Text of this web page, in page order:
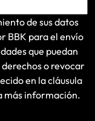
de sus datos
BBK para el envío
que puedan
o revocar
en lacláusula
más información.